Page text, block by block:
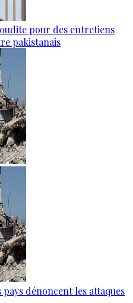
pour des entretiens
pakistanais
dénoncent les attaques